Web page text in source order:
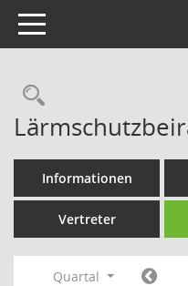
Toggle navigation
Informationen
Vertreter
Quartal